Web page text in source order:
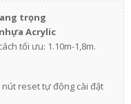
trọng
Acrylic
tối ưu: 1.10m-1,8m.
nút reset tự động cài đặt